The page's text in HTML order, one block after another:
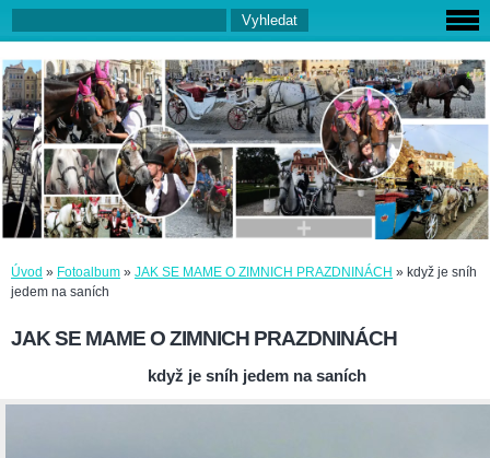
Úvod » Fotoalbum » JAK SE MAME O ZIMNICH PRAZDNINÁCH » když je sníh
jedem na saních
JAK SE MAME O ZIMNICH PRAZDNINÁCH
když je sníh jedem na saních